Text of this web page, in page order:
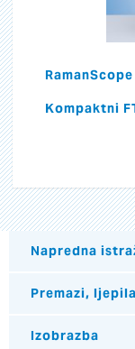
Kompaktni
Napredna
Premazi, ljepila
Izobrazba